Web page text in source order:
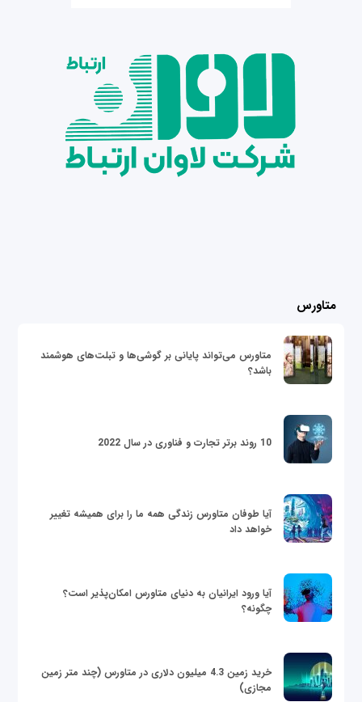
متاورس
متاورس می‌تواند پایانی بر گوشی‌ها و تبلت‌های هوشمند
باشد؟
10 روند برتر تجارت و فناوری در سال 2022
آیا طوفان متاورس زندگی همه ما را برای همیشه تغییر
خواهد داد
آیا ورود ایرانیان به دنیای متاورس امکان‌پذیر است؟
چگونه؟
خرید زمین 4.3 میلیون دلاری در متاورس (چند متر زمین
مجازی)